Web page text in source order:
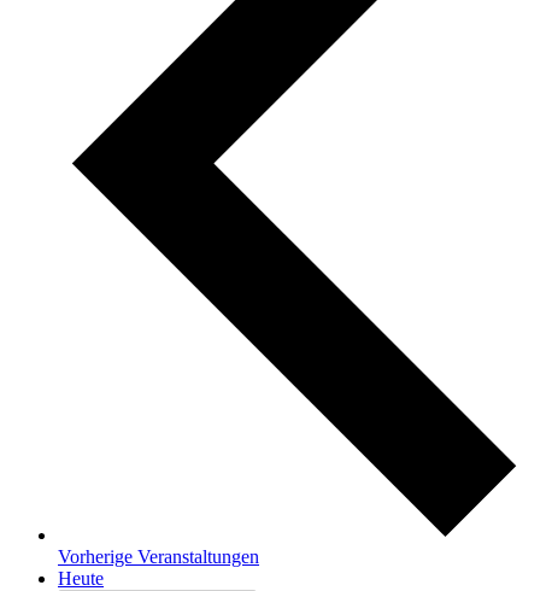
Vorherige Veranstaltungen
Heute